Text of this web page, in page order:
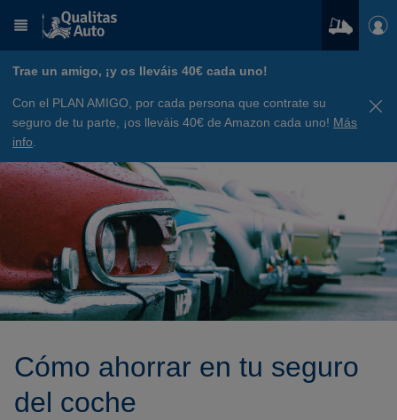
Trae un amigo, ¡y os lleváis 40€ cada uno!
Con el PLAN AMIGO, por cada persona que contrate su
seguro de tu parte, ¡os lleváis 40€ de Amazon cada uno! Más
info
Cómo ahorrar en tu seguro
del coche